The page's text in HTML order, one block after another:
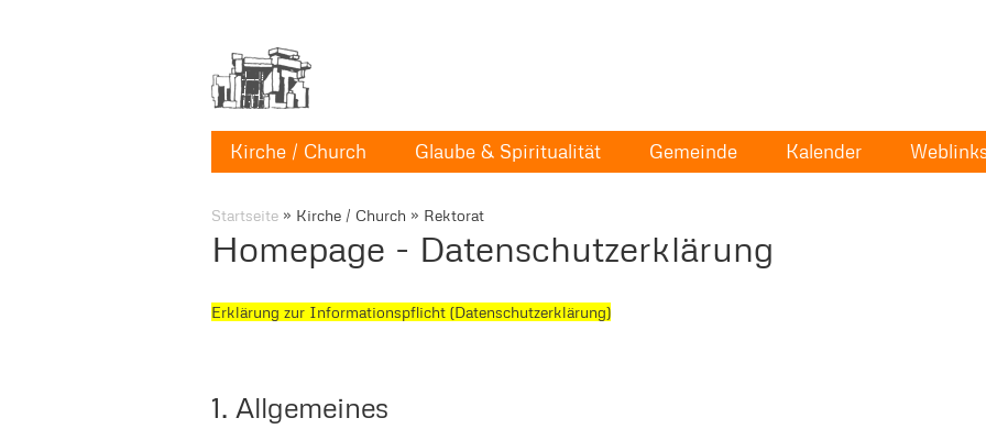
Kirche / Church Glaube & Spiritualität Gemeinde Kalender
Startseite » Kirche / Church » Rektorat
Homepage - Datenschutzerklärung
Erklärung zur Informationspflicht (Datenschutzerklärung)
1. Allgemeines